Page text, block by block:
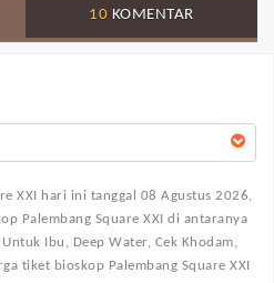
10 KOMENTAR
XXI hari ini tanggal 08 Agustus 2026,
Palembang Square XXI di antaranya
Ibu, Deep Water, Cek Khodam,
tiket bioskop Palembang Square XXI